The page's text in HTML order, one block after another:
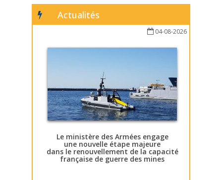
Actualités
04-08-2026
Le ministère des Armées engage
une nouvelle étape majeure
dans le renouvellement de la capacité
française de guerre des mines